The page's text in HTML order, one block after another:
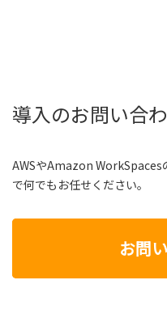
導入のお問い合
AWSやAmazon WorkSpaces
で何でもお任せください。
お問